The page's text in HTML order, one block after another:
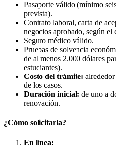
Pasaporte válido (mínimo
prevista).
Contrato laboral, carta de
negocios aprobado, según el
Seguro médico válido.
Pruebas de solvencia
de al menos 2.000 dólares
estudiantes).
Costo del trámite:
de los casos​.
Duración inicial: de uno a
renovación.
¿Cómo solicitarla?
En línea: